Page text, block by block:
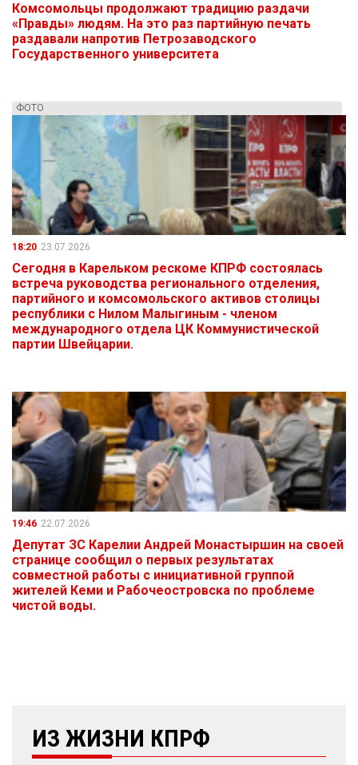
ИЗ ЖИЗНИ КПРФ
Комсомольцы продолжают традицию раздачи
«Правды» людям. На это раз партийную печать
раздавали напротив Петрозаводского
Государственного университета
ФОТО
18:20 23.07.2026
Сегодня в Карельком рескоме КПРФ состоялась
встреча руководства регионального отделения,
партийного и комсомольского активов столицы
республики с Нилом Малыгиным - членом
международного отдела ЦК Коммунистической
партии Швейцарии.
19:46 22.07.2026
Депутат ЗС Карелии Андрей Монастыршин на своей
странице сообщил о первых результатах
совместной работы с инициативной группой
жителей Кеми и Рабочеостровска по проблеме
чистой воды.